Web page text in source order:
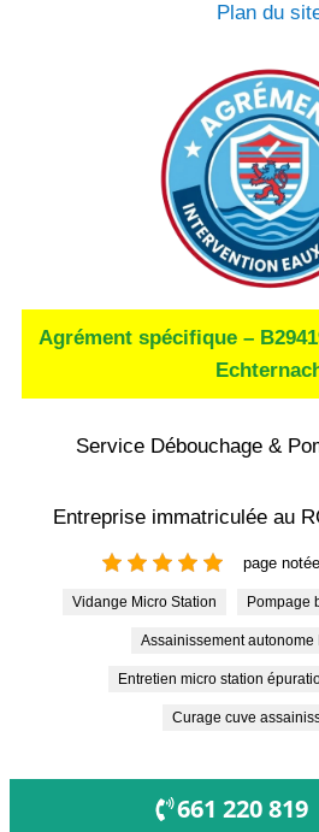
Plan du
Agrément spécifique –
Service Débouchage &
Entreprise immatriculée au
page
Vidange Micro Station
Assainissement
Entretien micro station
Curage cuve
661 220 819